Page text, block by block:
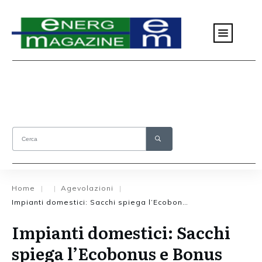
Home | | Agevolazioni
|
Impianti domestici: Sacchi
spiega l’Ecobonus e Bonus